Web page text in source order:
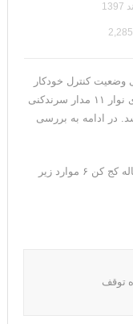
۲ اسفند ۱۳۹۷ به بررسی وضعیت کنترل خودکار
نوارنقاله کج کن ۶ و دوربین های پایش دانه بندی نوار ۱۱ مدار سرندکنی
ادامه به بررسی
به منظور راه اندازی حلقه کنترل خودکار نوارنقاله کج کن ۶ موارد زیر
توقف